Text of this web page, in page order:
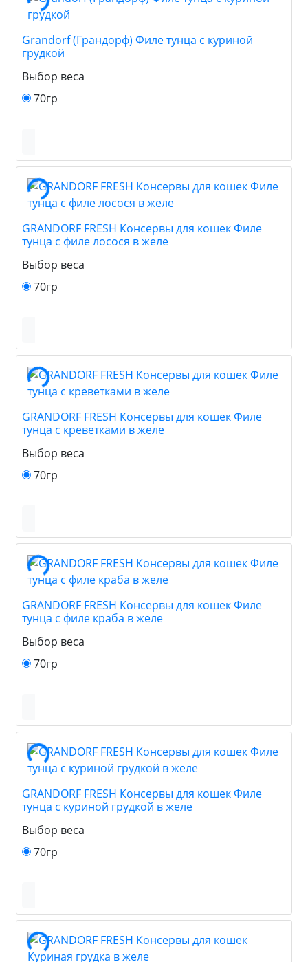
Grandorf (Грандорф) Филе тунца с куриной
грудкой
Выбор веса
70гр
GRANDORF FRESH Консервы для кошек Филе
тунца с филе лосося в желе
Выбор веса
70гр
GRANDORF FRESH Консервы для кошек Филе
тунца с креветками в желе
Выбор веса
70гр
GRANDORF FRESH Консервы для кошек Филе
тунца с филе краба в желе
Выбор веса
70гр
GRANDORF FRESH Консервы для кошек Филе
тунца с куриной грудкой в желе
Выбор веса
70гр